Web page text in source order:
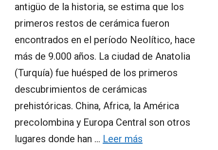
antigüo de la historia, se estima que los
primeros restos de cerámica fueron
encontrados en el período Neolítico, hace
más de 9.000 años. La ciudad de Anatolia
(Turquía) fue huésped de los primeros
descubrimientos de cerámicas
prehistóricas. China, Africa, la América
precolombina y Europa Central son otros
lugares donde han … Leer más